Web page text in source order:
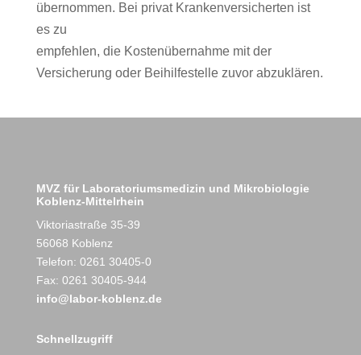
übernommen. Bei privat Krankenversicherten ist
es zu
empfehlen, die Kostenübernahme mit der
Versicherung oder Beihilfestelle zuvor abzuklären.
MVZ für Laboratoriumsmedizin und Mikrobiologie
Koblenz-Mittelrhein
Viktoriastraße 35-39
56068 Koblenz
Telefon: 0261 30405-0
Fax: 0261 30405-944
info@labor-koblenz.de
Schnellzugriff